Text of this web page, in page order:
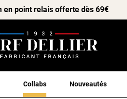
en point relais offerte dès 69€
Collabs Nouveautés